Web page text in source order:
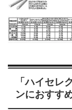
「ハイセレ
ンにおすす